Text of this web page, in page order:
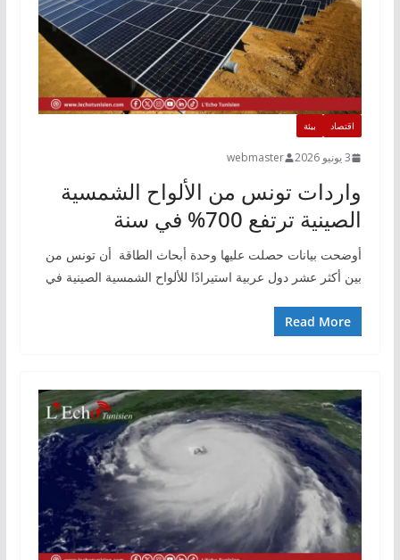
اقتصاد بيئة
3 يونيو 2026 webmaster
واردات تونس من الألواح الشمسية
الصينية ترتفع 700% في سنة
أوضحت بيانات حصلت عليها وحدة أبحاث الطاقة أن تونس من
بين أكثر عشر دول عربية استيرادًا للألواح الشمسية الصينية في
Read More